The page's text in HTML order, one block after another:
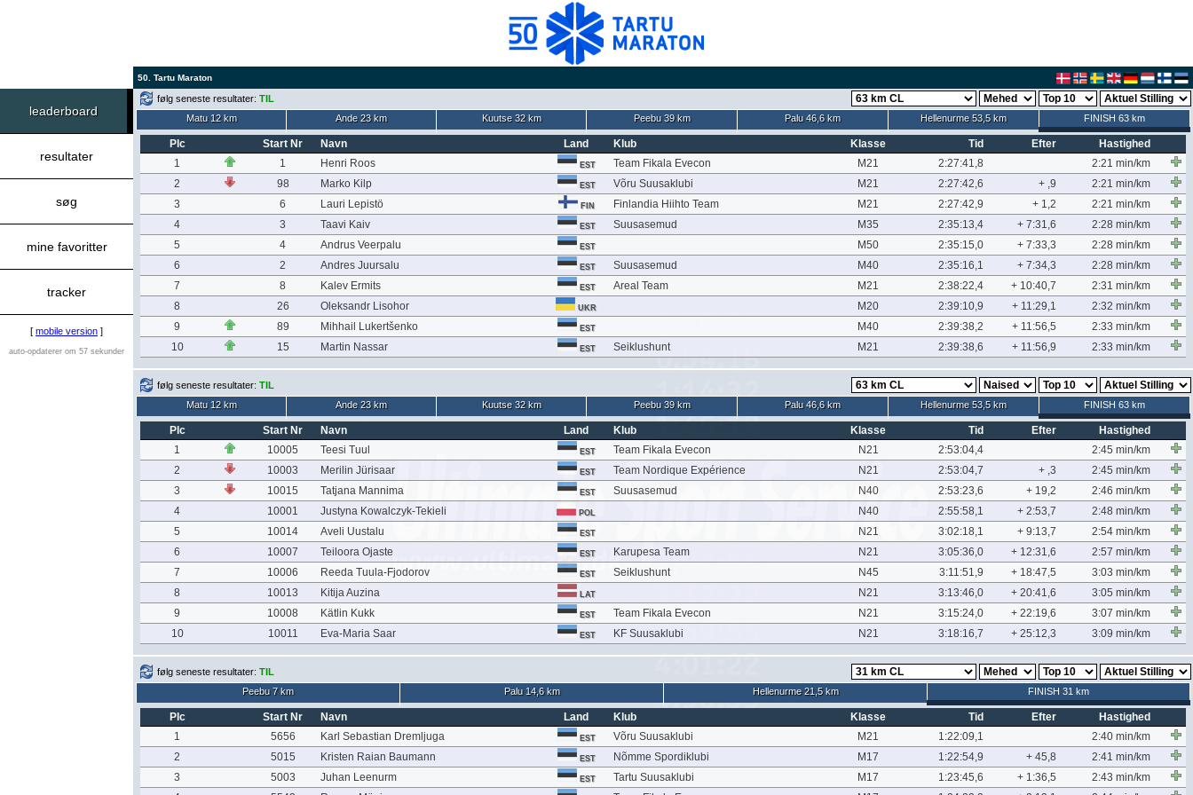
50. Tartu Maraton
leaderboard
resultater
søg
mine favoritter
tracker
[ mobile version ]
auto-opdaterer om 57 sekunder
følg seneste resultater: TIL
Matu 12 km
Ande 23 km Kuutse 32 km Peebu 39 km Palu 46,6 km Hellenurme 53,5 km FINISH 63 km
Plc Start Nr Navn Land Klub Klasse Tid Efter
Hastighed
1
1 Henri Roos EST Team Fikala Evecon M21 2:27:41,8
2:21 min/km
2
98 Marko Kilp EST Võru Suusaklubi M21 2:27:42,6 + ,9
2:21 min/km
3
6 Lauri Lepistö FIN Finlandia Hiihto Team M21 2:27:42,9 + 1,2
2:21 min/km
4
3 Taavi Kaiv EST Suusasemud M35 2:35:13,4 + 7:31,6
2:28 min/km
5
4 Andrus Veerpalu EST M50 2:35:15,0 + 7:33,3
2:28 min/km
6
2 Andres Juursalu EST Suusasemud M40 2:35:16,1 + 7:34,3
2:28 min/km
7
8 Kalev Ermits EST Areal Team M21 2:38:22,4 + 10:40,7
2:31 min/km
8
26 Oleksandr Lisohor UKR M20 2:39:10,9 + 11:29,1
2:32 min/km
9
89 Mihhail Lukertšenko EST M40 2:39:38,2 + 11:56,5
2:33 min/km
10
15 Martin Nassar EST Seiklushunt M21 2:39:38,6 + 11:56,9 2:33 min/km
følg seneste resultater: TIL
Matu 12 km
Ande 23 km Kuutse 32 km Peebu 39 km Palu 46,6 km Hellenurme 53,5 km FINISH 63 km
Plc Start Nr Navn Land Klub Klasse Tid Efter
Hastighed
1
10005 Teesi Tuul EST Team Fikala Evecon N21 2:53:04,4
2:45 min/km
2
10003 Merilin Jürisaar EST Team Nordique Expérience N21 2:53:04,7 + ,3
2:45 min/km
3
10015 Tatjana Mannima EST Suusasemud N40 2:53:23,6 + 19,2
2:46 min/km
4
10001 Justyna Kowalczyk-Tekieli POL N40 2:55:58,1 + 2:53,7
2:48 min/km
5
10014 Aveli Uustalu EST N21 3:02:18,1 + 9:13,7
2:54 min/km
6
10007 Teiloora Ojaste EST Karupesa Team N21 3:05:36,0 + 12:31,6
2:57 min/km
7
10006 Reeda Tuula-Fjodorov EST Seiklushunt N45 3:11:51,9 + 18:47,5
3:03 min/km
8
10013 Kitija Auzina LAT N21 3:13:46,0 + 20:41,6
3:05 min/km
9
10008 Kätlin Kukk EST Team Fikala Evecon N21 3:15:24,0 + 22:19,6
3:07 min/km
10
10011 Eva-Maria Saar EST KF Suusaklubi N21 3:18:16,7 + 25:12,3 3:09 min/km
følg seneste resultater: TIL
Peebu 7 km
Palu 14,6 km Hellenurme 21,5 km FINISH 31 km
Plc Start Nr Navn Land Klub Klasse Tid Efter
Hastighed
1
5656 Karl Sebastian Dremljuga EST Võru Suusaklubi M21 1:22:09,1
2:40 min/km
2
5015 Kristen Raian Baumann EST Nõmme Spordiklubi M17 1:22:54,9 + 45,8
2:41 min/km
3
5003 Juhan Leenurm EST Tartu Suusaklubi M17 1:23:45,6 + 1:36,5
2:43 min/km